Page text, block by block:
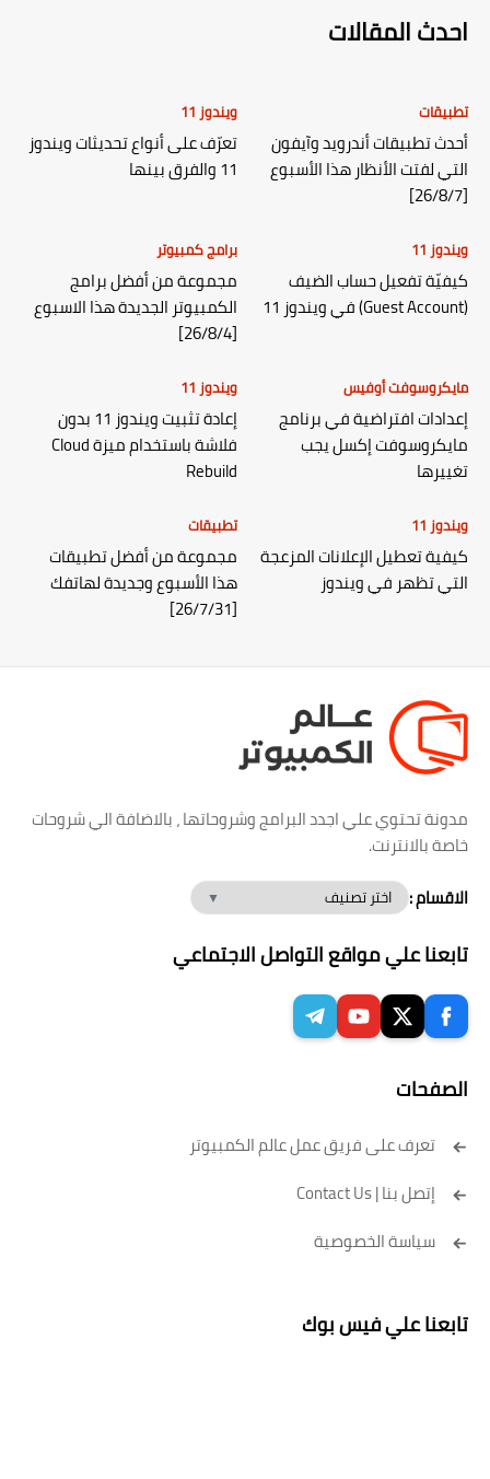
احدث المقالات
تطبيقات
أحدث تطبيقات أندرويد وآيفون
التي لفتت الأنظار هذا الأسبوع
[26/8/7]
ويندوز 11
تعرّف على أنواع تحديثات ويندوز
11 والفرق بينها
ويندوز 11
كيفيّة تفعيل حساب الضيف
(Guest Account) في ويندوز 11
برامج كمبيوتر
مجموعة من أفضل برامج
الكمبيوتر الجديدة هذا الاسبوع
[26/8/4]
مايكروسوفت أوفيس
إعدادات افتراضية في برنامج
مايكروسوفت إكسل يجب
تغييرها
ويندوز 11
إعادة تثبيت ويندوز 11 بدون
فلاشة باستخدام ميزة Cloud
Rebuild
ويندوز 11
كيفية تعطيل الإعلانات المزعجة
التي تظهر في ويندوز
تطبيقات
مجموعة من أفضل تطبيقات
هذا الأسبوع وجديدة لهاتفك
[26/7/31]
مدونة تحتوي علي اجدد البرامج وشروحاتها ، بالاضافة الي شروحات
خاصة بالانترنت.
الاقسام :
تابعنا علي مواقع التواصل الاجتماعي
الصفحات
تعرف على فريق عمل عالم الكمبيوتر
إتصل بنا | Contact Us
سياسة الخصوصية
تابعنا علي فيس بوك